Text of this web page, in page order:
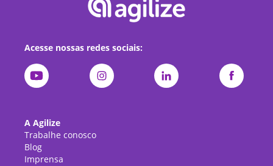
Acesse nossas redes sociais:
A Agilize
Trabalhe conosco
Blog
Imprensa